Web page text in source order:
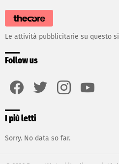
Le attività pubblicitarie su questo
Follow us
I più letti
Sorry. No data so far.